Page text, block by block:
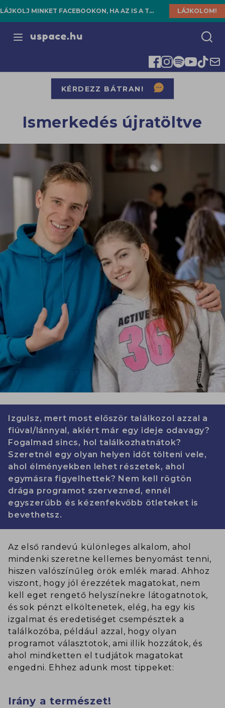
LÁJKOLJ MINKET FACEBOOKON, HA AZ IS A TE HELYED! LÁJKOLOM!
Open menu
KÉRDEZZ BÁTRAN!
Ismerkedés újratöltve
Izgulsz, mert most először találkozol azzal a
fiúval/lánnyal, akiért már egy ideje odavagy?
Fogalmad sincs, hol találkozhatnátok?
Szeretnél egy olyan helyen időt tölteni vele,
ahol élményekben lehet részetek, ahol
egymásra figyelhettek? Nem kell rögtön
drága programot szervezned, ennél
egyszerűbb és kézenfekvőbb ötleteket is
bevethetsz.
Az első randevú különleges alkalom, ahol
mindenki szeretne kellemes benyomást tenni,
hiszen valószínűleg örök emlék marad. Ahhoz
viszont, hogy jól érezzétek magatokat, nem
kell eget rengető helyszínekre látogatnotok,
és sok pénzt elköltenetek, elég, ha egy kis
izgalmat és eredetiséget csempésztek a
találkozóba, például azzal, hogy olyan
programot választotok, ami illik hozzátok, és
ahol mindketten el tudjátok magatokat
engedni. Ehhez adunk most tippeket:
Irány a természet!